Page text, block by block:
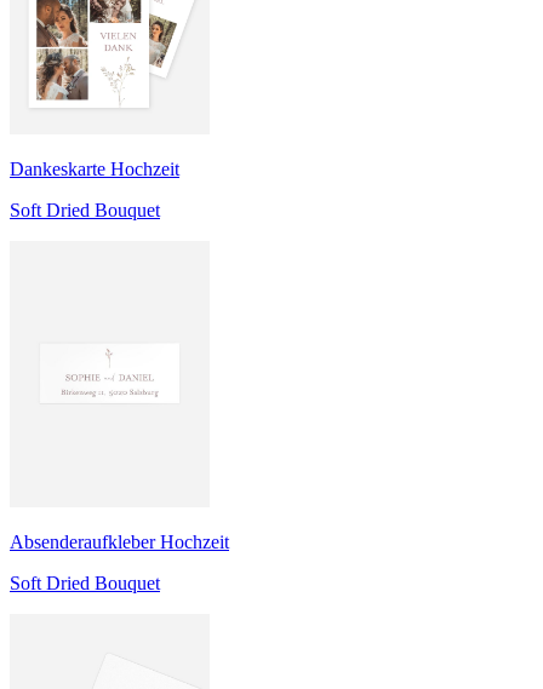
Dankeskarte Hochzeit
Soft Dried Bouquet
Absenderaufkleber Hochzeit
Soft Dried Bouquet